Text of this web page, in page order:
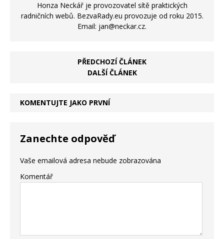
Honza Neckář je provozovatel sítě praktických
radničních webů. BezvaRady.eu provozuje od roku 2015.
Email: jan@neckar.cz.
PŘEDCHOZÍ ČLÁNEK
DALŠÍ ČLÁNEK
KOMENTUJTE JAKO PRVNÍ
Zanechte odpověď
Vaše emailová adresa nebude zobrazována
Komentář